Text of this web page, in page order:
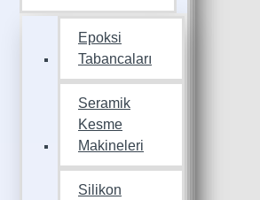
Epoksi
Tabancaları
Seramik
Kesme
Makineleri
Silikon